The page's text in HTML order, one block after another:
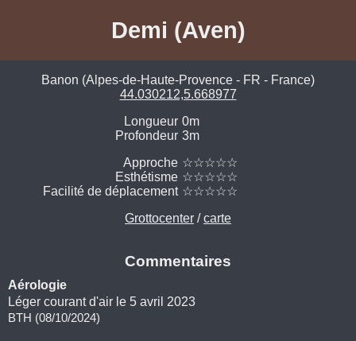
Demi (Aven)
Banon (Alpes-de-Haute-Provence - FR - France)
44.030212,5.668977
Longueur 0m
Profondeur 3m
Approche ☆☆☆☆☆
Esthétisme ☆☆☆☆☆
Facilité de déplacement ☆☆☆☆☆
Grottocenter /carte
Commentaires
Aérologie
Léger courant d'air le 5 avril 2023
BTH (08/10/2024)